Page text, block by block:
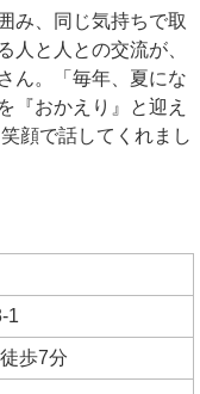
み、同じ気持ちで取
人と人との交流が、
ん。「毎年、夏にな
『おかえり』と迎え
顔で話してくれまし
1
歩7分